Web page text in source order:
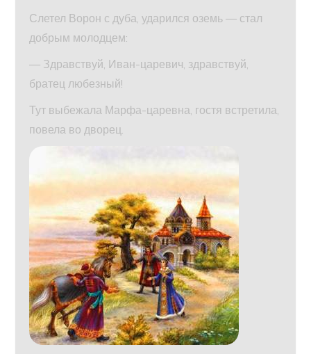
Слетел Ворон с дуба, ударился оземь — стал
добрым молодцем:
— Здравствуй, Иван-царевич, здравствуй,
братец любезный!
Тут выбежала Марфа-царевна, гостя встретила,
повела во дворец.